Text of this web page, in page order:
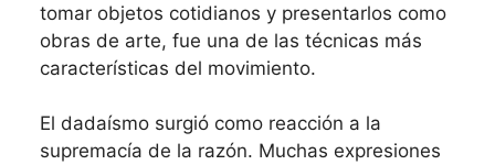
tomar objetos cotidianos y presentarlos como
obras de arte, fue una de las técnicas más
características del movimiento.
El dadaísmo surgió como reacción a la
supremacía de la razón. Muchas expresiones